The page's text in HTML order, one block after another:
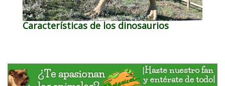
Características de los dinosaurios